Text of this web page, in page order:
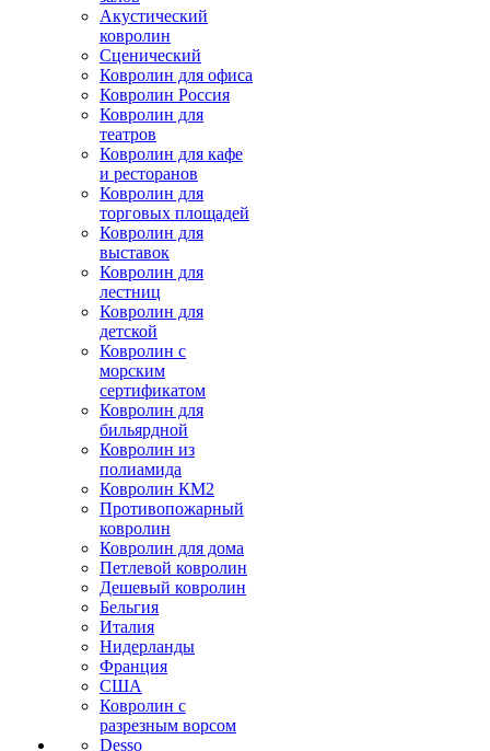
Акустический
ковролин
Сценический
Ковролин для офиса
Ковролин Россия
Ковролин для
театров
Ковролин для кафе
и ресторанов
Ковролин для
торговых площадей
Ковролин для
выставок
Ковролин для
лестниц
Ковролин для
детской
Ковролин с
морским
сертификатом
Ковролин для
бильярдной
Ковролин из
полиамида
Ковролин КМ2
Противопожарный
ковролин
Ковролин для дома
Петлевой ковролин
Дешевый ковролин
Бельгия
Италия
Нидерланды
Франция
США
Ковролин с
разрезным ворсом
Desso